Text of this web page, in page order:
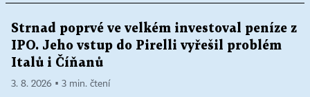
Strnad poprvé ve velkém investoval peníze z
IPO. Jeho vstup do Pirelli vyřešil problém
Italů i Číňanů
3. 8. 2026 ▪ 3 min. čtení